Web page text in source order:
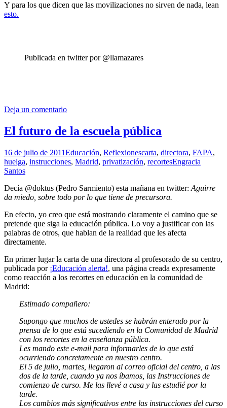
Y para los que dicen que las movilizaciones no sirven de nada, lean
esto.
Publicada en twitter por @llamazares
Deja un comentario
El futuro de la escuela pública
16 de julio de 2011Educación, Reflexionescarta, directora, FAPA,
huelga, instrucciones, Madrid, privatización, recortesEngracia
Santos
Decía @doktus (Pedro Sarmiento) esta mañana en twitter: Aguirre
da miedo, sobre todo por lo que tiene de precursora.
En efecto, yo creo que está mostrando claramente el camino que se
pretende que siga la educación pública. Lo voy a justificar con las
palabras de otros, que hablan de la realidad que les afecta
directamente.
En primer lugar la carta de una directora al profesorado de su centro,
publicada por ¡Educación alerta!, una página creada expresamente
como reacción a los recortes en educación en la comunidad de
Madrid:
Estimado compañero:
Supongo que muchos de ustedes se habrán enterado por la
prensa de lo que está sucediendo en la Comunidad de Madrid
con los recortes en la enseñanza pública.
Les mando este e-mail para informarles de lo que está
ocurriendo concretamente en nuestro centro.
El 5 de julio, martes, llegaron al correo oficial del centro, a las
dos de la tarde, cuando ya nos íbamos, las Instrucciones de
comienzo de curso. Me las llevé a casa y las estudié por la
tarde.
Los cambios más significativos entre las instrucciones del curso